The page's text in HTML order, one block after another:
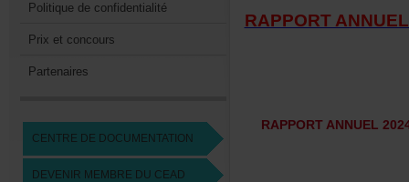
Politiquedeconfidentialité
Prixetconcours
Partenaires
CENTREDEDOCUMENTATION
DEVENIRMEMBREDUCEAD